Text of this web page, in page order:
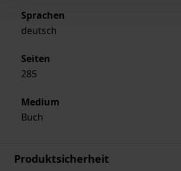
Sprachen
deutsch
Seiten
285
Medium
Buch
Produktsicherheit